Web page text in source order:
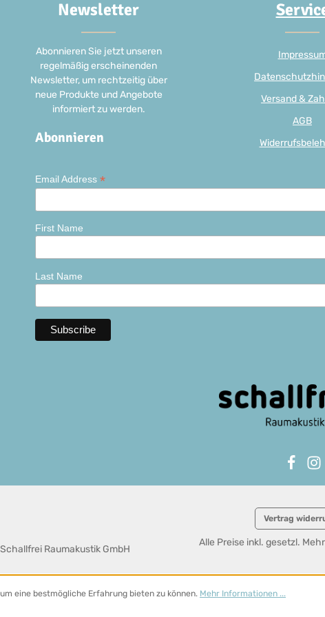
Newsletter
Abonnieren Sie jetzt unseren
regelmäßig erscheinenden
Newsletter, um rechtzeitig über
neue Produkte und Angebote
informiert zu werden.
Abonnieren
Email Address *
First Name
Last Name
Versand &
AGB
Vertrag
Raumakustik GmbH
Alle Preise inkl. gesetzl.
eine bestmögliche Erfahrung bieten zu können. Mehr Informationen ...